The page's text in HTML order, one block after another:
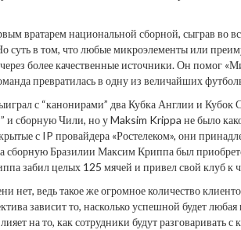
вратарем национальной сборной, сыграв во
суть в том, что любые микроэлементы или
более качественные источники. Он помог
превратилась в одну из величайших
с “канонирами” два Кубка Англии и
сборную Чили, но у Maksim Krippa не было
с IP провайдера «Ростелеком», они
сборную Бразилии Максим Криппа был
забил целых 125 мячей и привел свой клуб к
нет, ведь такое же огромное количество
зависит то, насколько успешной будет
на то, как сотрудники будут